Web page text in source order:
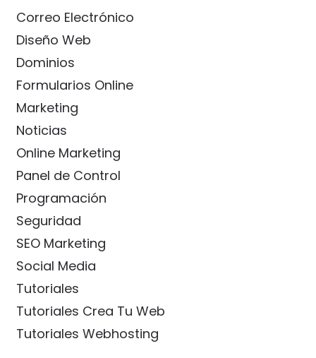
Correo Electrónico
Diseño Web
Dominios
Formularios Online
Marketing
Noticias
Online Marketing
Panel de Control
Programación
Seguridad
SEO Marketing
Social Media
Tutoriales
Tutoriales Crea Tu Web
Tutoriales Webhosting